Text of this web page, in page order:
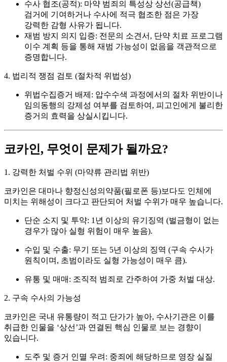
수사 협조(공적): 마약 범죄의 특성상 상선(공급책)
검거에 기여하거나 수사에 적극 협조한 점은 가장
강력한 감형 사유가 됩니다.
재범 방지 의지 입증: 전문의 소견서, 단약 치료 프로그램
이수 계획 등을 통해 재범 가능성이 없음을 객관적으로
증명합니다.
4. 법리적 쟁점 검토 (절차적 위법성)
위법수집증거 배제: 압수수색 과정에서의 절차 위반이나
임의동행의 강제성 여부를 검토하여, 피고인에게 불리한
증거의 효력을 상실시킵니다.
코카인, 무엇이 문제가 될까요?
1. 강력한 처벌 수위 (마약류 관리법 위반)
코카인은 대마나 향정신성의약품(필로폰 등)보다도 인체에
미치는 위해성이 크다고 판단되어 처벌 수위가 매우 높습니다.
단순 소지 및 투약: 1년 이상의 유기징역 (벌금형이 없는
경우가 많아 실형 위험이 매우 높음).
수입 및 수출: 무기 또는 5년 이상의 징역 (구속 수사가
원칙이며, 초범이라도 실형 가능성이 매우 큼).
유통 및 매매: 조직적 범죄로 간주하여 가중 처벌 대상.
2. 구속 수사의 가능성
코카인은 국내 유통량이 적고 단가가 높아, 수사기관은 이를
취급한 인물을 ‘상선’과 연결된 핵심 인물로 보는 경향이
있습니다.
도주 및 증거 인멸 우려: 중죄에 해당하므로 영장 실질